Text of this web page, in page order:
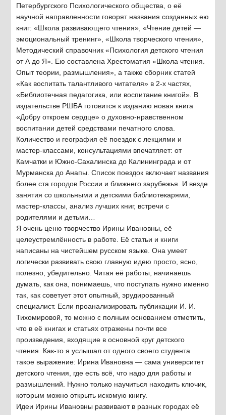
Петербургского Психологического общества, о её
научной направленности говорят названия созданных ею
книг: «Школа развивающего чтения», «Чтение детей —
эмоциональный тренинг», «Школа творческого чтения»,
Методический справочник «Психология детского чтения
от А до Я». Ею составлена Хрестоматия «Школа чтения.
Опыт теории, размышления», а также сборник статей
«Как воспитать талантливого читателя» в 2-х частях,
«Библиотечная педагогика, или воспитание книгой». В
издательстве РШБА готовится к изданию новая книга
«Добру откроем сердце» о духовно-нравственном
воспитании детей средствами печатного слова.
Количество и география её поездок с лекциями и
мастер-классами, консультациями впечатляет: от
Камчатки и Южно-Сахалинска до Калининграда и от
Мурманска до Анапы. Список поездок включает названия
более ста городов России и ближнего зарубежья. И везде
занятия со школьными и детскими библиотекарями,
мастер-классы, анализ лучших книг, встречи с
родителями и детьми…
Я очень ценю творчество Ирины Ивановны, её
целеустремлённость в работе. Её статьи и книги
написаны на чистейшем русском языке. Она умеет
логически развивать свою главную идею просто, ясно,
полезно, убедительно. Читая её работы, начинаешь
думать, как она, понимаешь, что поступать нужно именно
так, как советует этот опытный, эрудированный
специалист. Если проанализировать публикации И. И.
Тихомировой, то можно с полным основанием отметить,
что в её книгах и статьях отражены почти все
произведения, входящие в основной круг детского
чтения. Как-то я услышал от одного своего студента
такое выражение: Ирина Ивановна — сама университет
детского чтения, где есть всё, что надо для работы и
размышлений. Нужно только научиться находить ключик,
которым можно открыть искомую книгу.
Идеи Ирины Ивановны развивают в разных городах её